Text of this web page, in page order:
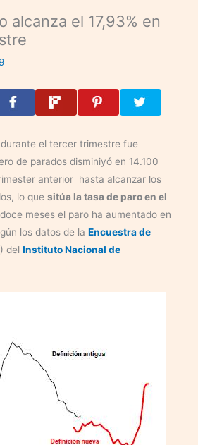
alcanza el 17,93% en
durante el tercer trimestre fue
de parados disminiyó en 14.100
anterior hasta alcanzar los
lo que sitúa la tasa de paro en el
meses el paro ha aumentado en
los datos de la Encuestra de
del Instituto Nacional de